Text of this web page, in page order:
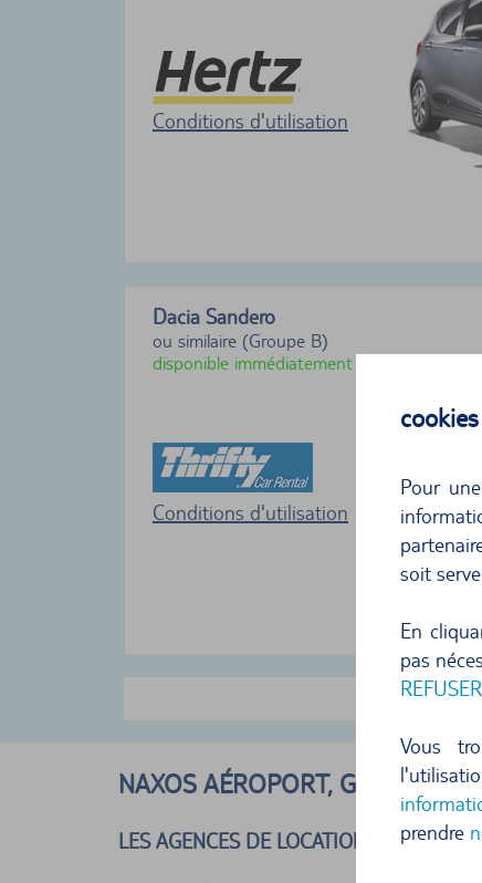
Pour
soit
En
pas
REFUSER
Vous
prendre
Conditions d'utilisation
Dacia Sandero
ou similaire (Groupe B)
disponible immédiatement
Conditions d'utilisation
NAXOS AÉROPORT, GRÈCE
LES AGENCES DE LOCATION DE